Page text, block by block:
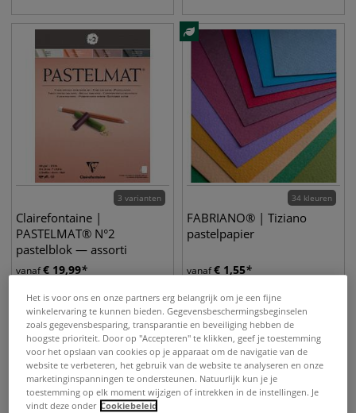
3 varianten
Clairefontaine |
PASTELMAT® N°2
pastelblok — assorti
vanaf€ 19,99
34 kleuren
FABRIANO® | Tiziano
pastelpapier
vanaf€ 1,55
Het is voor ons en onze partners erg belangrijk om je een fijne
winkelervaring te kunnen bieden. Gegevensbeschermingsbeginselen
zoals gegevensbesparing, transparantie en beveiliging hebben de
hoogste prioriteit. Door op "Accepteren" te klikken, geef je toestemming
voor het opslaan van cookies op je apparaat om de navigatie van de
website te verbeteren, het gebruik van de website te analyseren en onze
marketinginspanningen te ondersteunen. Natuurlijk kun je je
toestemming op elk moment wijzigen of intrekken in de instellingen. Je
vindt deze onder Cookiebeleid